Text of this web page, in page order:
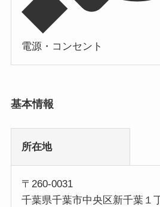
電源・コンセント
基本情報
所在地
〒260-0031
千葉県千葉市中央区新千葉１